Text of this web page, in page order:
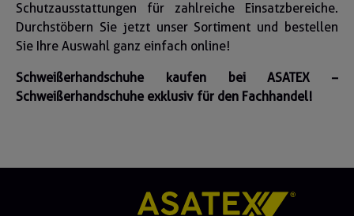
Schutzausstattungen für zahlreiche Einsatzbereiche.
Durchstöbern Sie jetzt unser Sortiment und bestellen
Sie Ihre Auswahl ganz einfach online!
Schweißerhandschuhe kaufen bei ASATEX –
Schweißerhandschuhe exklusiv für den Fachhandel!